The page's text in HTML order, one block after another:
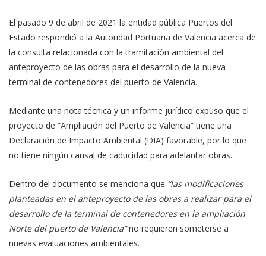
El pasado 9 de abril de 2021 la entidad pública Puertos del
Estado respondió a la Autoridad Portuaria de Valencia acerca de
la consulta relacionada con la tramitación ambiental del
anteproyecto de las obras para el desarrollo de la nueva
terminal de contenedores del puerto de Valencia.
Mediante una nota técnica y un informe jurídico expuso que el
proyecto de “Ampliación del Puerto de Valencia” tiene una
Declaración de Impacto Ambiental (DIA) favorable, por lo que
no tiene ningún causal de caducidad para adelantar obras.
Dentro del documento se menciona que “las modificaciones
planteadas en el anteproyecto de las obras a realizar para el
desarrollo de la terminal de contenedores en la ampliación
Norte del puerto de Valencia”no requieren someterse a
nuevas evaluaciones ambientales.